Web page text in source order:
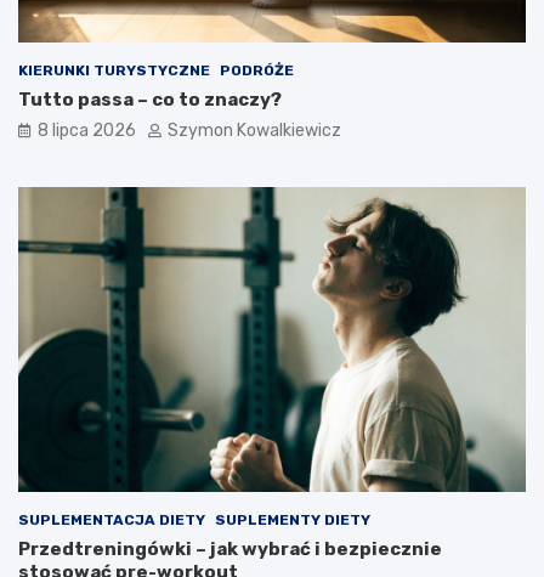
KIERUNKI TURYSTYCZNE PODRÓŻE
Tutto passa – co to znaczy?
8 lipca 2026 Szymon Kowalkiewicz
SUPLEMENTACJA DIETY SUPLEMENTY DIETY
Przedtreningówki – jak wybrać i bezpiecznie
stosować pre-workout